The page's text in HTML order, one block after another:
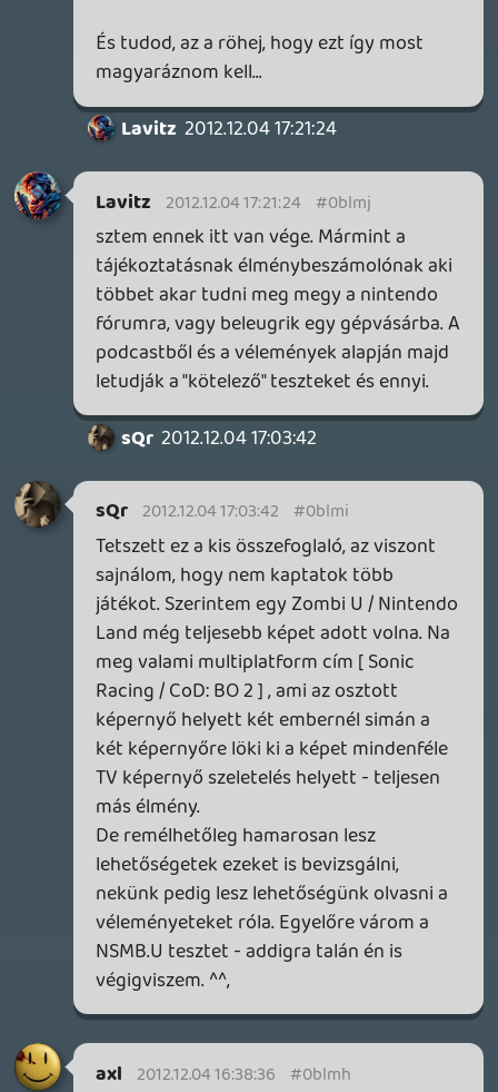
na mindegy hagyjuk, a lényeg túl vagyunk
rajta. Kijött a wiiu.
stk 2012.12.04 14:45:26
stk 2012.12.04 14:45:59 #0blmc
Aka ugyanezt kapnád, csak valós időben
stk 2012.12.04 14:45:26
2012.12.04 14:45:26 #0blmb
élő teszt.. előfordulhat, élőben valós
időben történő hang alapú továbbítás,
csak a podcast felvételről van. Problem?
Lavitz 2012.12.04 14:04:10
Yeaf Kitri 2012.12.04 14:41:59 #0blma
SolidMetal 2012.12.04 14:40:16
SolidMetal 2012.12.04 14:40:16 #0blm9
Milyen feldolgozás hallható az elején?
Valaki tudna egy linket dobni?
Lavitz 2012.12.04 14:04:10 #0blm8
nem erre gondoltam, live teszt neked mit
jelent?
liquid 2012.12.04 12:35:02
liquid 2012.12.04 12:35:02 #0blm7
Lavitz 2012.12.04 12:14:18